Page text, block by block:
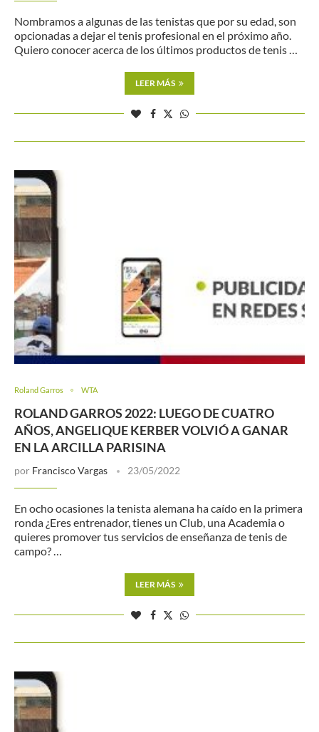
Nombramos a algunas de las tenistas que por su edad, son
opcionadas a dejar el tenis profesional en el próximo año.
Quiero conocer acerca de los últimos productos de tenis …
LEER MÁS
Roland Garros WTA
ROLAND GARROS 2022: LUEGO DE CUATRO
AÑOS, ANGELIQUE KERBER VOLVIÓ A GANAR
EN LA ARCILLA PARISINA
por Francisco Vargas 23/05/2022
En ocho ocasiones la tenista alemana ha caído en la primera
ronda ¿Eres entrenador, tienes un Club, una Academia o
quieres promover tus servicios de enseñanza de tenis de
campo? …
LEER MÁS